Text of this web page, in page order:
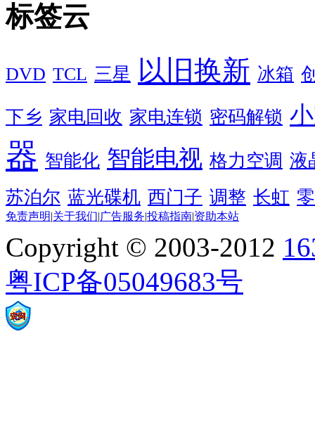
标签云
DVD TCL 三星 以旧换新 冰箱
下乡 家电回收 家电连锁 密码解锁
器 智能化 智能电视 格力空调 液
苏泊尔 蓝光碟机 西门子 调整 长虹
免责声明|关于我们|广告服务|投稿指南|资助本站
Copyright © 2003-2012
粤ICP备05049683号